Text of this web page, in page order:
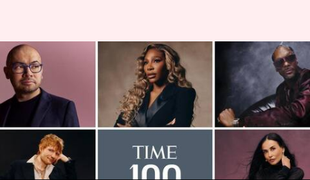
டைம் பத்திரிகையின்
2025ஆம் ஆண்டுக்கான
மிகவும் செல்வாக்கு மிக்க
நபர்களின் பட்டியல்:
இந்தியர்கள்
இடம்பெறவில்லை